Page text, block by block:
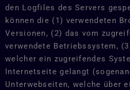
den Logfiles des Servers
können die (1) verwendeten
Versionen, (2) das vom
verwendete Betriebssystem,
welcher ein zugreifendes
Internetseite gelangt
Unterwebseiten, welche über